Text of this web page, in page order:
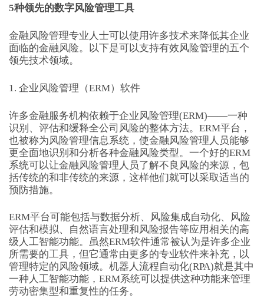
5种领先的数字风险管理工具
金融风险管理专业人士可以使用许多技术来降低其企业
面临的金融风险。以下是可以支持有效风险管理的五个
领先技术领域。
1. 企业风险管理（ERM）软件
许多金融服务机构依赖于企业风险管理(ERM)——一种
识别、评估和缓释全公司风险的整体方法。ERM平台，
也被称为风险管理信息系统，使金融风险管理人员能够
更全面地识别和分析各种金融风险类型。一个好的ERM
系统可以让金融风险管理人员了解不良风险的来源，包
括传统的和非传统的来源，这样他们就可以采取适当的
预防措施。
ERM平台可能包括与数据分析、风险集成自动化、风险
评估和模拟、自然语言处理和风险报告等应用相关的高
级人工智能功能。虽然ERM软件通常被认为是许多企业
所需要的工具，但它通常由更多的专业软件来补充，以
管理特定的风险领域。机器人流程自动化(RPA)就是其中
一种人工智能功能，ERM系统可以提供这种功能来管理
劳动密集型和重复性的任务。